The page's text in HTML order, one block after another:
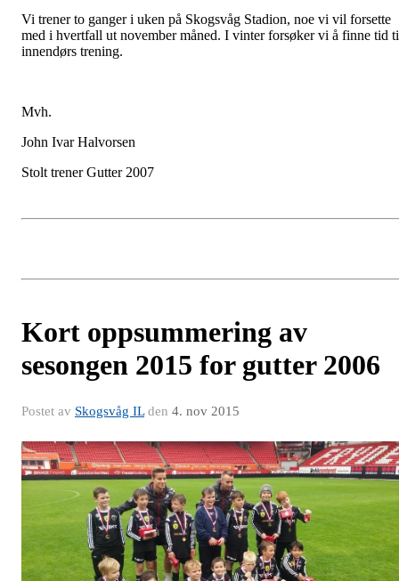
Vi trener to ganger i uken på Skogsvåg Stadion, noe vi vil forsette
med i hvertfall ut november måned. I vinter forsøker vi å finne tid
innendørs trening.
Mvh.
John Ivar Halvorsen
Stolt trener Gutter 2007
Kort oppsummering av
sesongen 2015 for gutter 2006
Postet av Skogsvåg ILden 4. nov 2015